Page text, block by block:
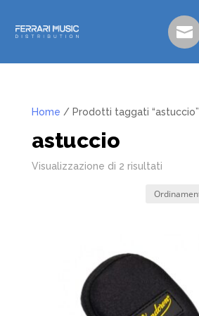

Home / Prodotti taggati “astuccio”
astuccio
Visualizzazione di 2 risultati